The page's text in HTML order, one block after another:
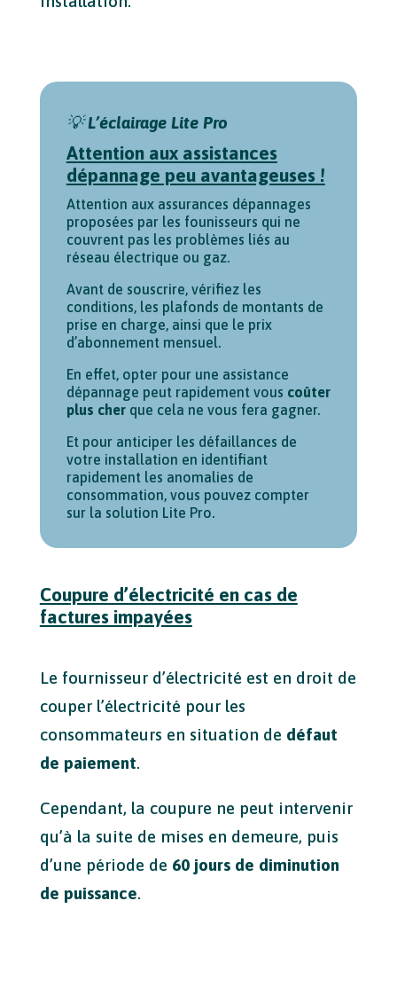
💡L’éclairage Lite Pro
Attention aux assistances
dépannage peu avantageuses !
Attention aux assurances dépannages
proposées par les founisseurs qui ne
couvrent pas les problèmes liés au
réseau électrique ou gaz.
Avant de souscrire, vérifiez les
conditions, les plafonds de montants de
prise en charge, ainsi que le prix
d’abonnement mensuel.
En effet, opter pour une assistance
dépannage peut rapidement vous coûter
plus cherque cela ne vous fera gagner.
Et pour anticiper les défaillances de
votre installation en identifiant
rapidement les anomalies de
consommation, vous pouvez compter
sur la solution Lite Pro.
Coupure d’électricité en cas de
factures impayées
Le fournisseur d’électricité est en droit de
couper l’électricité pour les
consommateurs en situation de défaut
de paiement.
Cependant, la coupure ne peut intervenir
qu’à la suite de mises en demeure, puis
d’une période de 60 jours de diminution
de puissance.